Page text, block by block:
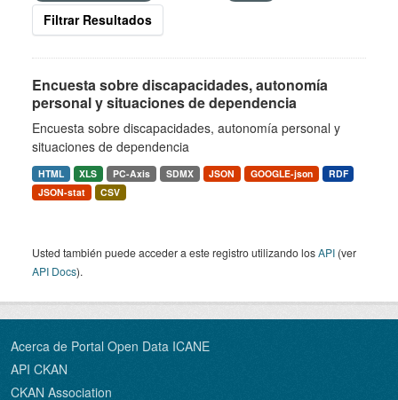
Filtrar Resultados
Encuesta sobre discapacidades, autonomía
personal y situaciones de dependencia
Encuesta sobre discapacidades, autonomía personal y
situaciones de dependencia
HTML XLS PC-Axis SDMX JSON GOOGLE-json
RDF
JSON-stat
CSV
Usted también puede acceder a este registro utilizando losAPI (ver
API Docs).
Acerca de Portal Open Data ICANE
API CKAN
CKAN Association